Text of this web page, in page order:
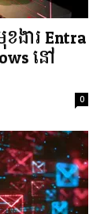
ងារ Entra
នៅ
0